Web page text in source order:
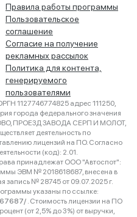
Правила работы программы
Пользовательское
соглашение
Согласие на получение
рекламных рассылок
Политика для контента,
генерируемого
пользователями
1127746774825 адрес 111250,
города федерального значения
ПРОЕЗД ЗАВОДА СЕРП И МОЛОТ,
деятельность по
лицензий на ПО. Согласно
(код): 2.01.
принадлежат ООО "Автоспот":
ЭВМ № 2018618687, внесена в
запись № 28745 от 09.07.2025 г.
указаны по ссылке:
. Стоимость лицензии на ПО
(от 2,5% до 3%) от выручки,